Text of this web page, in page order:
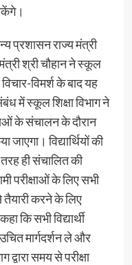
प्रशासन राज्य मंत्री
श्री चौहान ने स्कूल
विमर्श के बाद यह
में स्कूल शिक्षा विभाग ने
के संचालन के दौरान
विद्यार्थियों की
ही संचालित की
परीक्षाओं के लिए सभी
तैयारी करने के लिए
कि सभी विद्यार्थी
मार्गदर्शन ले और
द्वारा समय से परीक्षा